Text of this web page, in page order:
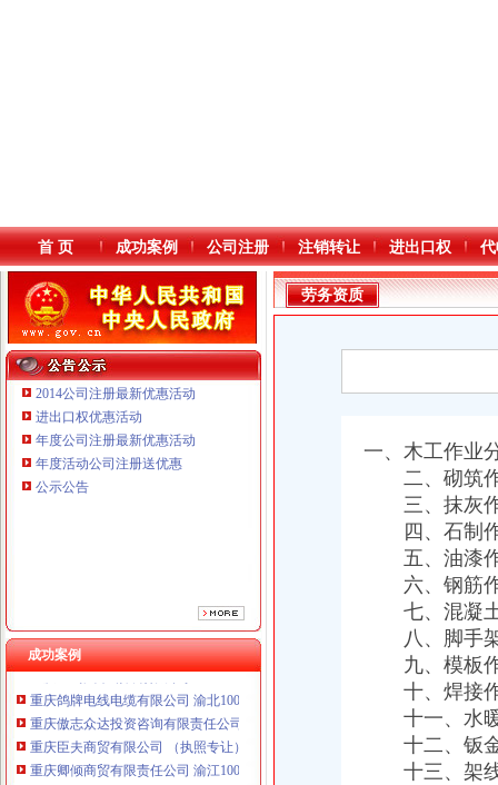
本站导航
首 页 成功案例 公司注册 注销转让 进出口权
2014公司注册最新优惠活动
进出口权优惠活动
年度公司注册最新优惠活动
年度活动公司注册送优惠
公示公告
成功案例
重庆鸽牌电线电缆有限公司 渝北10010万 (进出口权)
重庆傲志众达投资咨询有限责任公司 渝九1000万 （增资）
重庆臣夫商贸有限公司 （执照专让）
重庆卿倾商贸有限责任公司 渝江100万 （工商注册）
重庆国洪体育设施有限公司
重庆星竣贸易有限责任公司 渝中100万 （进出口权）
劳务资质
一、木工作业
二、砌筑作
三、抹灰作
四、石制作
五、油漆作
六、钢筋作
七、混凝土
八、脚手架
九、模板作
十、焊接作
十一、水暖
十二、钣金
十三、架线